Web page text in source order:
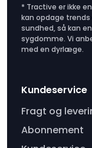
* Tractive er ikke
kan opdage
sundhed, så kan
sygdomme. Vi
med en dyrlæge.
Kundeservice
Fragt og
Abonnement